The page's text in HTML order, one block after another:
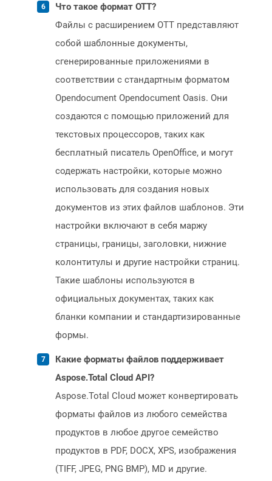
Что такое формат OTT?
Файлы с расширением OTT представляют
собой шаблонные документы,
сгенерированные приложениями в
соответствии с стандартным форматом
Opendocument Opendocument Oasis. Они
создаются с помощью приложений для
текстовых процессоров, таких как
бесплатный писатель OpenOffice, и могут
содержать настройки, которые можно
использовать для создания новых
документов из этих файлов шаблонов. Эти
настройки включают в себя маржу
страницы, границы, заголовки, нижние
колонтитулы и другие настройки страниц.
Такие шаблоны используются в
официальных документах, таких как
бланки компании и стандартизированные
формы.
Какие форматы файлов поддерживает
Aspose.Total Cloud API?
Aspose.Total Cloud может конвертировать
форматы файлов из любого семейства
продуктов в любое другое семейство
продуктов в PDF, DOCX, XPS, изображения
(TIFF, JPEG, PNG BMP), MD и другие.